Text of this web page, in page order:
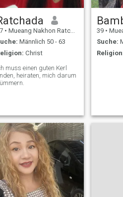
• Mueang Nakhon Ratchasima, Nakhon Ratchasima, Thailand
Männlich 50 - 63
Christ
muss einen guten Kerl
heiraten, mich darum
39 • Mueang
Suche: